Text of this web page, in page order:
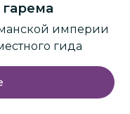
империи
гида